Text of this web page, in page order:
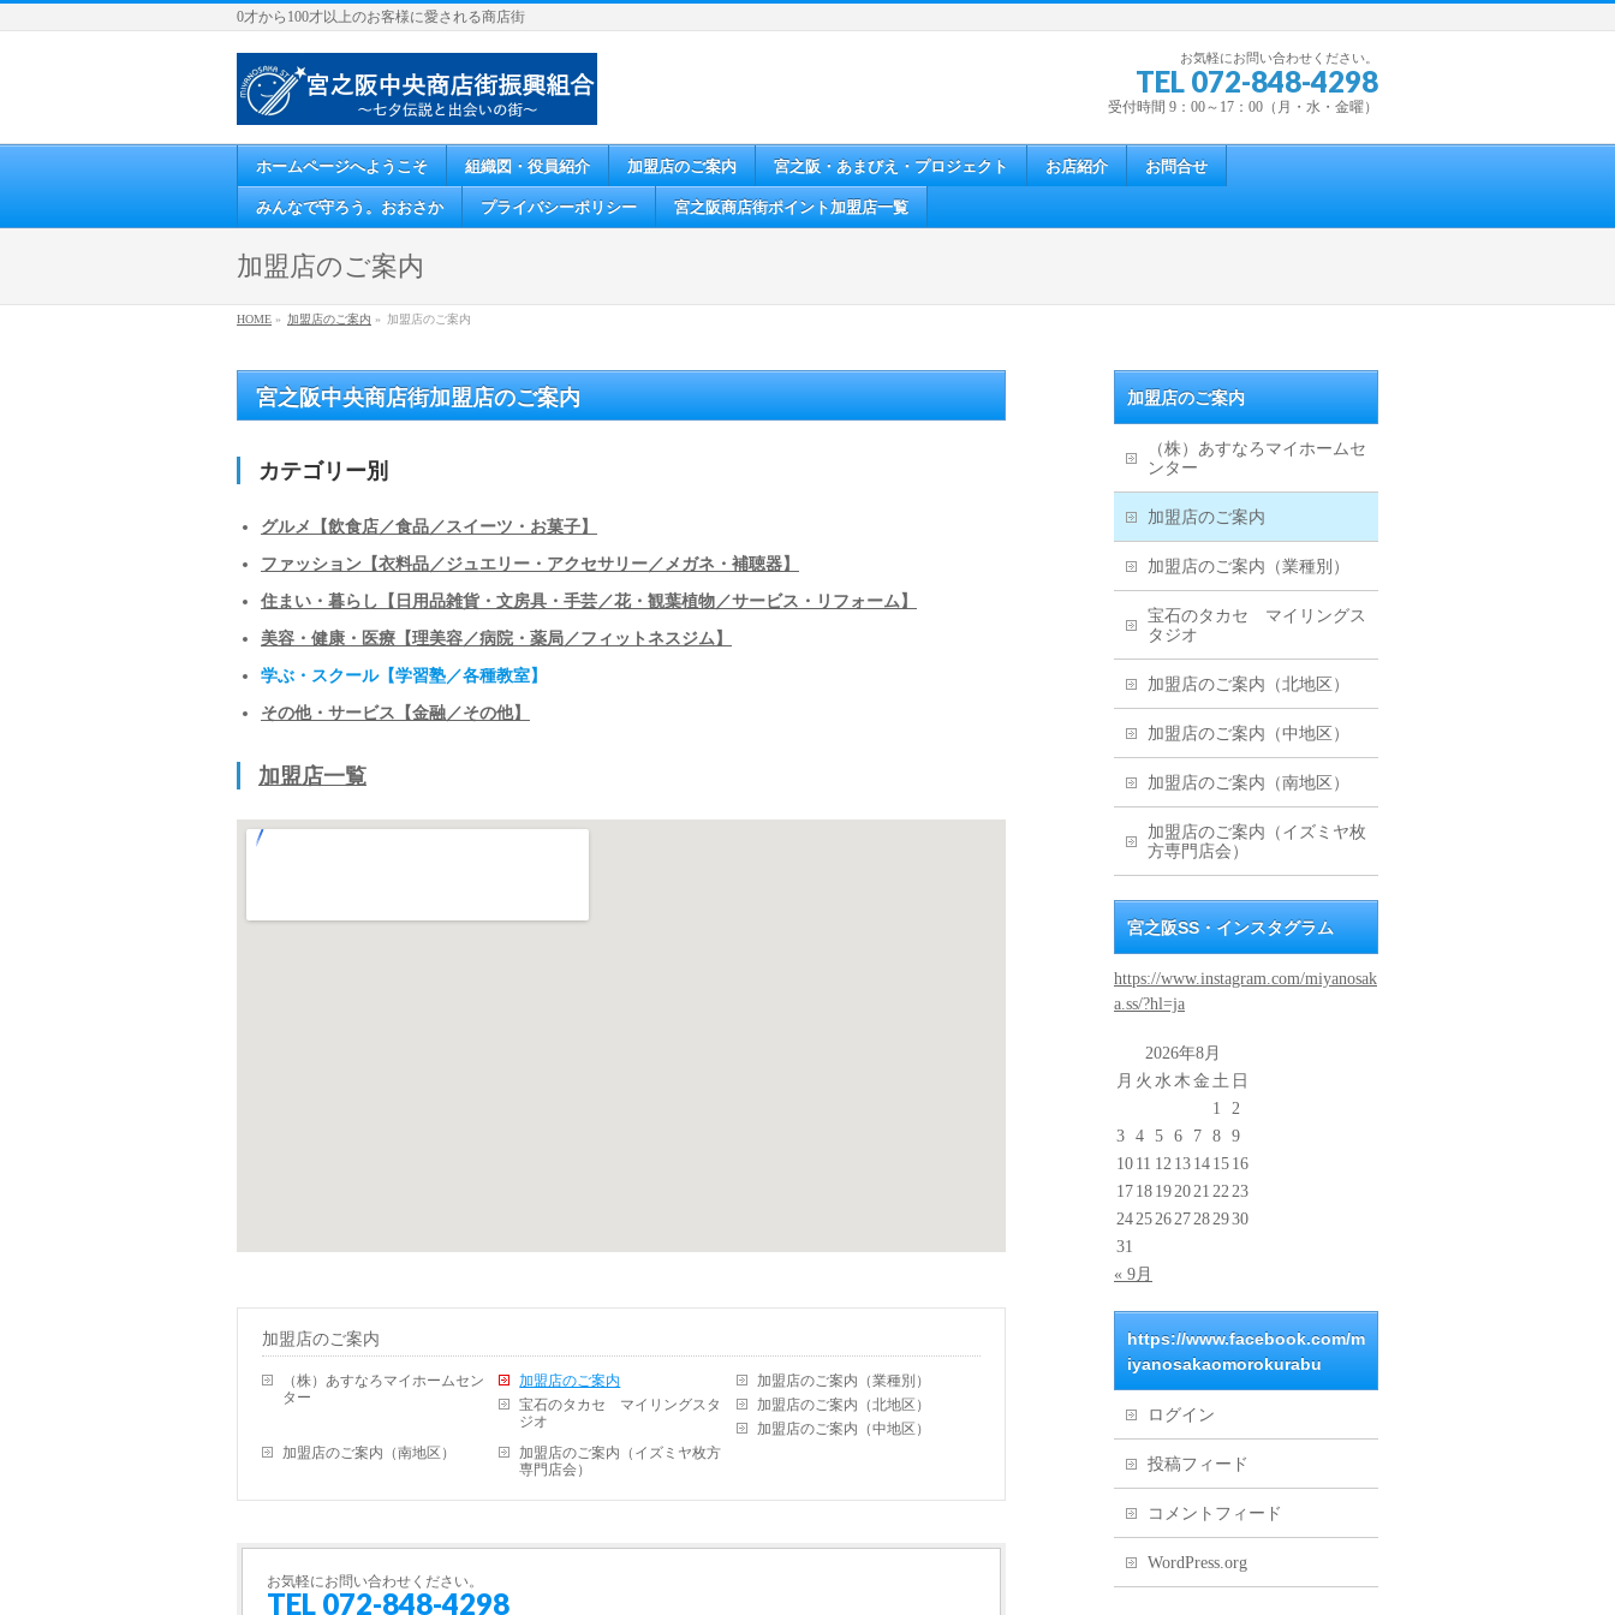
0才から100才以上のお客様に愛される商店街
お気軽にお問い合わせください。
TEL 072-848-4298
受付時間 9：00～17：00（月・水・金曜）
ホームページへようこそ 組織図・役員紹介 加盟店のご案内 宮之阪・あまびえ・プロジェクト お店紹介 お問合せ
みんなで守ろう。おおさか プライバシーポリシー 宮之阪商店街ポイント加盟店一覧
加盟店のご案内
HOME » 加盟店のご案内 » 加盟店のご案内
宮之阪中央商店街加盟店のご案内
カテゴリー別
グルメ【飲食店／食品／スイーツ・お菓子】
ファッション【衣料品／ジュエリー・アクセサリー／メガネ・補聴器】
住まい・暮らし【日用品雑貨・文房具・手芸／花・観葉植物／サービス・リフォーム】
美容・健康・医療【理美容／病院・薬局／フィットネスジム】
学ぶ・スクール【学習塾／各種教室】
その他・サービス【金融／その他】
加盟店一覧
加盟店のご案内
（株）あすなろマイホームセン
ター
加盟店のご案内
加盟店のご案内（業種別）
宝石のタカセ マイリングスタ
ジオ
加盟店のご案内（北地区）
加盟店のご案内（中地区）
加盟店のご案内（南地区）
加盟店のご案内（イズミヤ枚方
専門店会）
お気軽にお問い合わせください。
TEL 072-848-4298
加盟店のご案内
（株）あすなろマイホームセ
ンター
加盟店のご案内
加盟店のご案内（業種別）
宝石のタカセ マイリングス
タジオ
加盟店のご案内（北地区）
加盟店のご案内（中地区）
加盟店のご案内（南地区）
加盟店のご案内（イズミヤ枚
方専門店会）
宮之阪SS・インスタグラム
https://www.instagram.com/miyanosak
a.ss/?hl=ja
2026年8月
月 火 水 木 金 土 日
1
2
3 4 5 6 7 8 9
10 11 12 13 14 15 16
17 18 192021 2223
24252627282930
31
« 9月
https://www.facebook.com/m
iyanosakaomorokurabu
ログイン
投稿フィード
コメントフィード
WordPress.org